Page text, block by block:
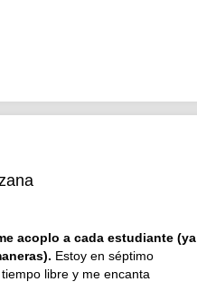
acoplo a cada estudiante (ya
Estoy en séptimo